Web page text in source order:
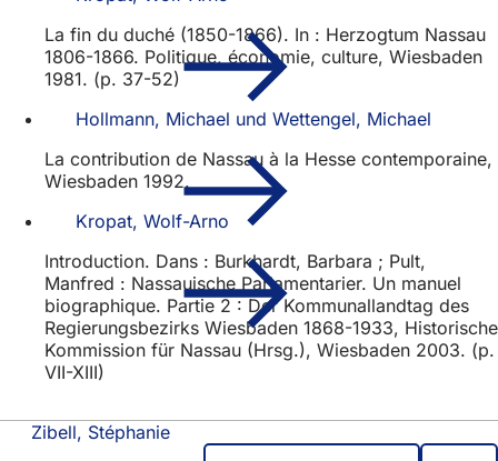
La fin du duché (1850-1866). In : Herzogtum Nassau
1806-1866. Politique, économie, culture, Wiesbaden
1981. (p. 37-52)
Hollmann, Michael und Wettengel, Michael
La contribution de Nassau à la Hesse contemporaine,
Wiesbaden 1992.
Kropat, Wolf-Arno
Introduction. Dans : Burkhardt, Barbara ; Pult,
Manfred : Nassauische Parlamentarier. Un manuel
biographique. Partie 2 : Der Kommunallandtag des
Regierungsbezirks Wiesbaden 1868-1933, Historische
Kommission für Nassau (Hrsg.), Wiesbaden 2003. (p.
VII-XIII)
Zibell, Stéphanie